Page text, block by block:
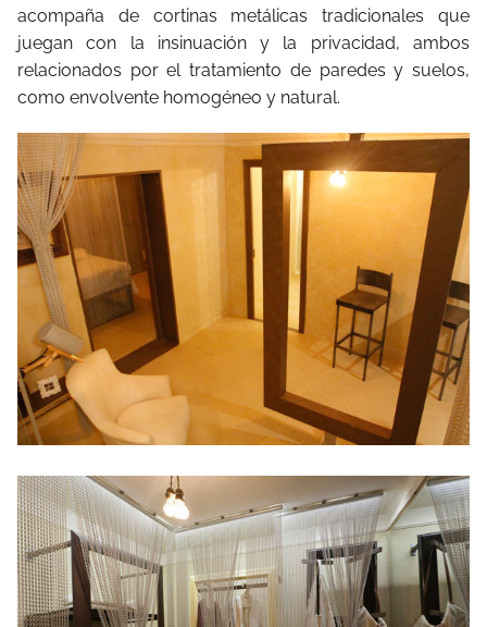
acompaña de cortinas metálicas tradicionales que
juegan con la insinuación y la privacidad, ambos
relacionados por el tratamiento de paredes y suelos,
como envolvente homogéneo y natural.